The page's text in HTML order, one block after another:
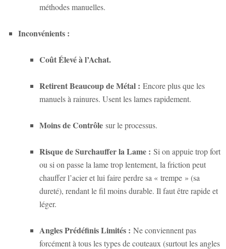
méthodes manuelles.
Inconvénients :
Coût Élevé à l’Achat.
Retirent Beaucoup de Métal : Encore plus que les
manuels à rainures. Usent les lames rapidement.
Moins de Contrôle sur le processus.
Risque de Surchauffer la Lame : Si on appuie trop fort
ou si on passe la lame trop lentement, la friction peut
chauffer l’acier et lui faire perdre sa « trempe » (sa
dureté), rendant le fil moins durable. Il faut être rapide et
léger.
Angles Prédéfinis Limités : Ne conviennent pas
forcément à tous les types de couteaux (surtout les angles